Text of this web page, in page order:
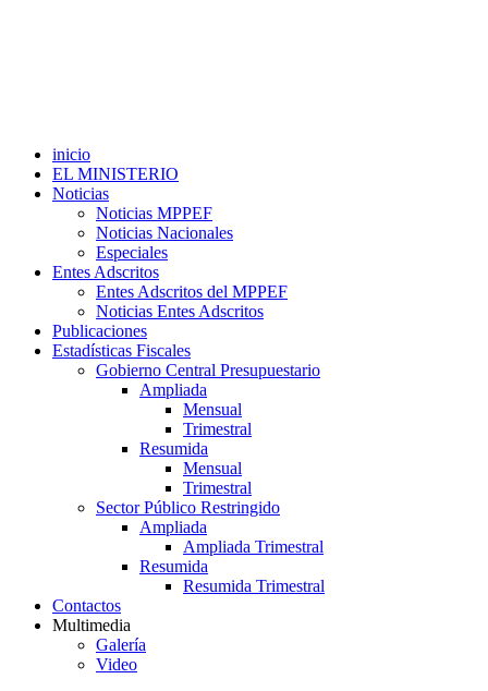
inicio
EL MINISTERIO
Noticias
Noticias MPPEF
Noticias Nacionales
Especiales
Entes Adscritos
Entes Adscritos del MPPEF
Noticias Entes Adscritos
Publicaciones
Estadísticas Fiscales
Gobierno Central Presupuestario
Ampliada
Mensual
Trimestral
Resumida
Mensual
Trimestral
Sector Público Restringido
Ampliada
Ampliada Trimestral
Resumida
Resumida Trimestral
Contactos
Multimedia
Galería
Video